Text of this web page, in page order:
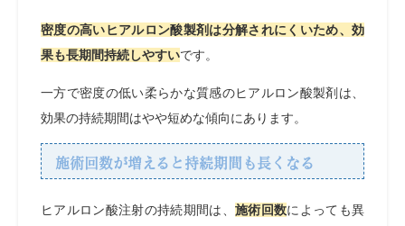
密度の高いヒアルロン酸製剤は分解されにくいため、効
果も長期間持続しやすいです。
一方で密度の低い柔らかな質感のヒアルロン酸製剤は、
効果の持続期間はやや短めな傾向にあります。
施術回数が増えると持続期間も長くなる
ヒアルロン酸注射の持続期間は、 施術回数によっても異